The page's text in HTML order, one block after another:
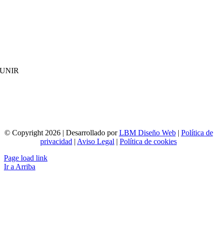
UNIR
© Copyright 2026 | Desarrollado porLBM Diseño Web| Política de
privacidad | Aviso Legal | Política de cookies
Page load link
Ir a Arriba